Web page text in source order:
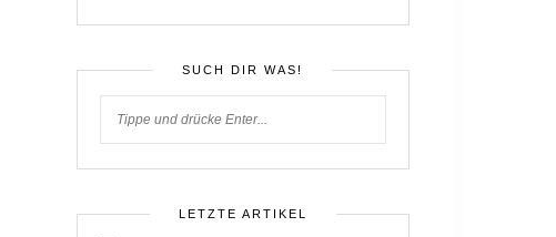
SUCH DIR WAS!
LETZTE ARTIKEL